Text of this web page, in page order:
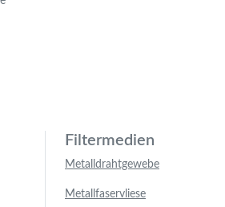
Filtermedien
Metalldrahtgewebe
Metallfaservliese